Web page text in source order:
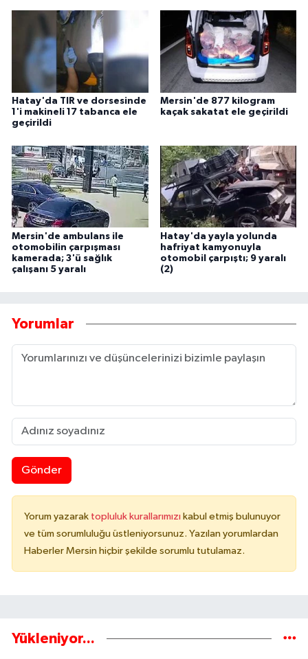
Hatay'da TIR ve dorsesinde
1'i makineli 17 tabanca ele
geçirildi
Mersin'de 877 kilogram
kaçak sakatat ele geçirildi
Mersin'de ambulans ile
otomobilin çarpışması
kamerada; 3'ü sağlık
çalışanı 5 yaralı
Hatay'da yayla yolunda
hafriyat kamyonuyla
otomobil çarpıştı; 9 yaralı
(2)
Yorumlar
Gönder
Yorum yazarak topluluk kurallarımızı kabul etmiş bulunuyor
ve tüm sorumluluğu üstleniyorsunuz. Yazılan yorumlardan
Haberler Mersin hiçbir şekilde sorumlu tutulamaz.
Yükleniyor...